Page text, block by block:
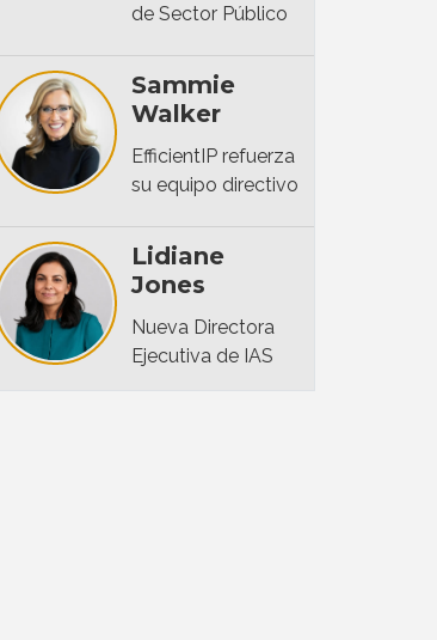
de Sector Público
Sammie
Walker
EfficientIP refuerza
su equipo directivo
Lidiane
Jones
Nueva Directora
Ejecutiva de IAS